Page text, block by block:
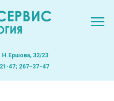
Н.Ершова, 32/23
47; 267−37−47